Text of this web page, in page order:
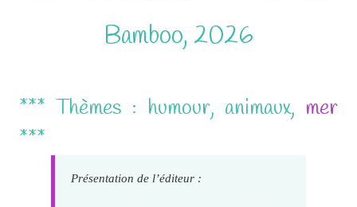
Bamboo, 2026
*** Thèmes : humour, animaux, mer
***
Présentation de l’éditeur :